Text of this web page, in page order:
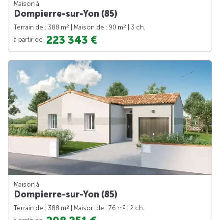
Maison à
Dompierre-sur-Yon (85)
Terrain de : 388 m2 | Maison de : 90 m2
| 3 ch.
à partir de 223 343 €
Maison à
Dompierre-sur-Yon (85)
Terrain de : 388 m2 | Maison de : 76 m2
| 2 ch.